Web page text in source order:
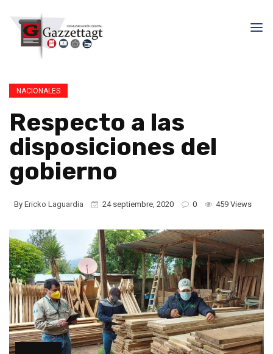
NACIONALES
Respecto a las
disposiciones del
gobierno
By Ericko Laguardia 24 septiembre, 2020 0 459 Views